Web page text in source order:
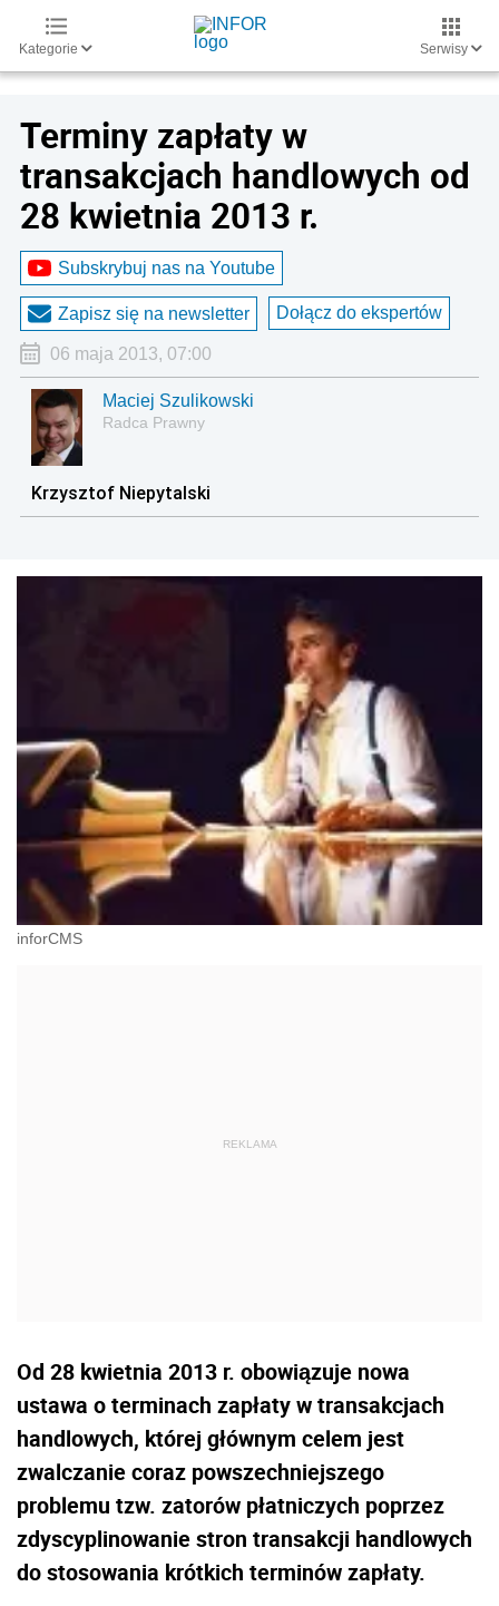
Kategorie Serwisy
Terminy zapłaty w
transakcjach handlowych od
28 kwietnia 2013 r.
Subskrybuj nas na Youtube
Zapisz się na newsletter Dołącz do ekspertów
06 maja 2013, 07:00
Maciej Szulikowski
Radca Prawny
Krzysztof Niepytalski
inforCMS
Od 28 kwietnia 2013 r. obowiązuje nowa
ustawa o terminach zapłaty w transakcjach
handlowych, której głównym celem jest
zwalczanie coraz powszechniejszego
problemu tzw. zatorów płatniczych poprzez
zdyscyplinowanie stron transakcji handlowych
do stosowania krótkich terminów zapłaty.